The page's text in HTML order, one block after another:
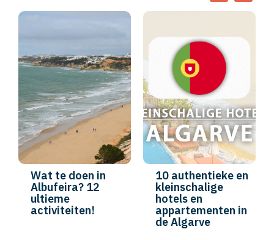
Wat te doen in
Albufeira? 12
ultieme
activiteiten!
10 authentieke en
kleinschalige
hotels en
appartementen in
de Algarve